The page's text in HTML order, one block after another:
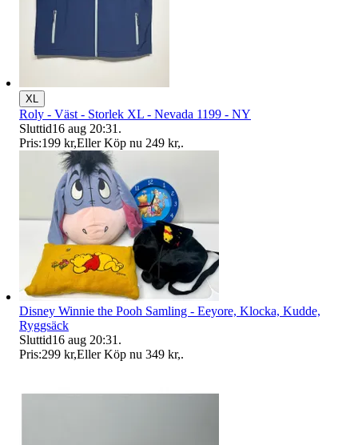
XL
Roly - Väst - Storlek XL - Nevada 1199 - NY
Sluttid16 aug 20:31 .
Pris:199 kr,Eller Köp nu 249 kr,.
Disney Winnie the Pooh Samling - Eeyore, Klocka, Kudde,
Ryggsäck
Sluttid16 aug 20:31 .
Pris:299 kr,Eller Köp nu 349 kr,.